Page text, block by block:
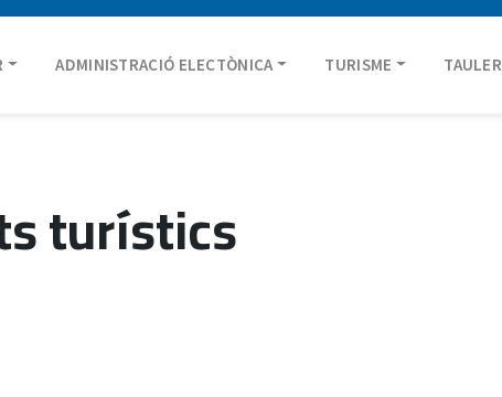
ADMINISTRACIÓ ELECTÒNICA TURISME
turístics